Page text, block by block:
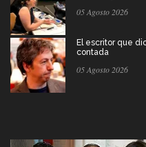
05 Agosto 2026
El escritor que
contada
05 Agosto 2026